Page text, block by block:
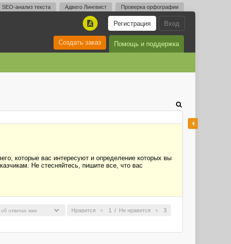
SEO-анализ текста Адвего Лингвист Проверка орфографии
Вход
Регистрация
A
Помощь и поддержка
Создать заказ
которые вас интересуют и определение которых вы
Не стесняйтесь, пишите все, что вас
Нравится 1 / Не нравится 3